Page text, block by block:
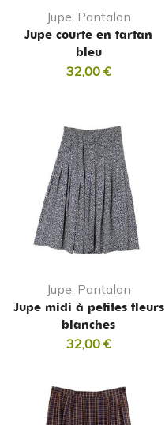
Jupe, Pantalon
Jupe courte en tartan
bleu
32,00 €
Jupe, Pantalon
Jupe midi à petites fleurs
blanches
32,00 €